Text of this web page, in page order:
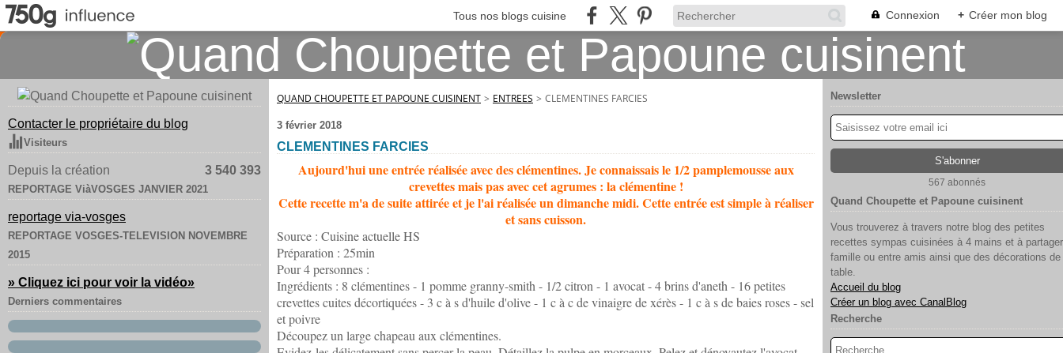
Tous nos blogs cuisine Connexion + Créer mon blog
Contacter le propriétaire du blog
Visiteurs
Depuis la création 3 540 393
REPORTAGE ViàVOSGES JANVIER 2021
reportage via-vosges
REPORTAGE VOSGES-TELEVISION NOVEMBRE
2015
» Cliquez ici pour voir la vidéo»
Derniers commentaires
QUAND CHOUPETTE ET PAPOUNE CUISINENT > ENTREES > CLEMENTINES FARCIES
3 février 2018
CLEMENTINES FARCIES
Aujourd'hui une entrée réalisée avec des clémentines. Je connaissais le 1/2 pamplemousse aux
crevettes mais pas avec cet agrumes : la clémentine !
Cette recette m'a de suite attirée et je l'ai réalisée un dimanche midi. Cette entrée est simple à réaliser
et sans cuisson.
Source : Cuisine actuelle HS
Préparation : 25min
Pour 4 personnes :
Ingrédients : 8 clémentines - 1 pomme granny-smith - 1/2 citron - 1 avocat - 4 brins d'aneth - 16 petites
crevettes cuites décortiquées - 3 c à s d'huile d'olive - 1 c à c de vinaigre de xérès - 1 c à s de baies roses - sel
et poivre
Découpez un large chapeau aux clémentines.
Newsletter
567 abonnés
Quand Choupette et Papoune cuisinent
Vous trouverez à travers notre blog des petites
recettes sympas cuisinées à 4 mains et à
famille ou entre amis ainsi que des décorations de
table.
Accueil du blog
Créer un blog avec CanalBlog
Recherche